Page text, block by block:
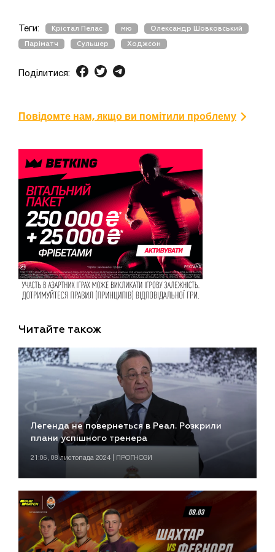
Теги: Крістал Пелас мю Олександр Шовковський
Паріматч Сульшер Ходжсон
Поділитися:
Повідомте нам, якщо ви помітили проблему
Читайте також
Легенда не повернеться в Реал. Розкрили
плани успішного тренера
21:06, 08 листопада 2024 | ПРОГНОЗИ